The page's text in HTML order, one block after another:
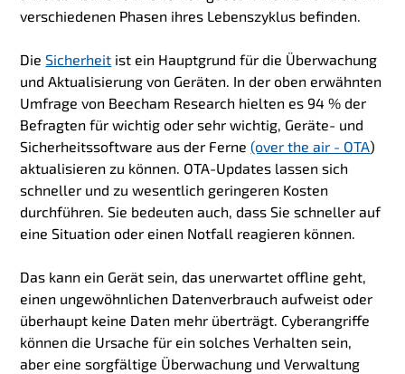
verschiedenen Phasen ihres Lebenszyklus befinden.
DieSicherheit ist ein Hauptgrund für die Überwachung
und Aktualisierung von Geräten. In der oben erwähnten
Umfrage von Beecham Research hielten es 94 % der
Befragten für wichtig oder sehr wichtig, Geräte- und
Sicherheitssoftware aus der Ferne(over the air - OTA)
aktualisieren zu können. OTA-Updates lassen sich
schneller und zu wesentlich geringeren Kosten
durchführen. Sie bedeuten auch, dass Sie schneller auf
eine Situation oder einen Notfall reagieren können.
Das kann ein Gerät sein, das unerwartet offline geht,
einen ungewöhnlichen Datenverbrauch aufweist oder
überhaupt keine Daten mehr überträgt. Cyberangriffe
können die Ursache für ein solches Verhalten sein,
aber eine sorgfältige Überwachung und Verwaltung